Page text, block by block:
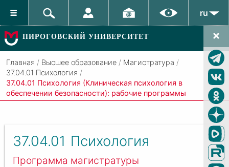
ru
ПИРОГОВСКИЙ УНИВЕРСИТЕТ
Главная / Высшее образование / Магистратура /
37.04.01 Психология /
37.04.01 Психология (Клиническая психология в
обеспечении безопасности): рабочие программы
37.04.01 Психология
Программа магистратуры